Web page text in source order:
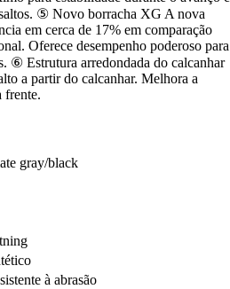
⑤ Novo borracha XG A nova
em cerca de 17% em comparação
Oferece desempenho poderoso para
⑥ Estrutura arredondada do calcanhar
a partir do calcanhar. Melhora a
frente.
gray/black
à abrasão